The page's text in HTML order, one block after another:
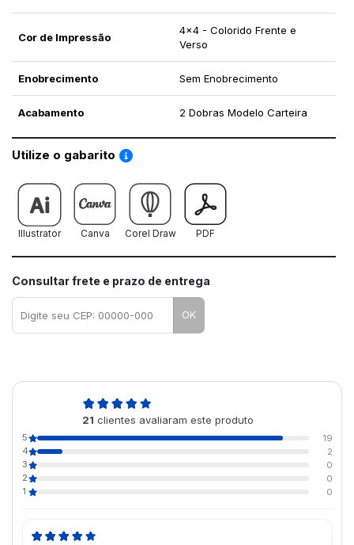
Cor de Impressão
4x4 - Colorido Frente e
Verso
Enobrecimento Sem Enobrecimento
Acabamento 2 Dobras Modelo Carteira
Utilize o gabarito Saiba como utilizar os nossos gabaritos
Illustrator Canva Corel Draw PDF
Consultar frete e prazo de entrega
OK
21 clientes avaliaram este produto
5
19
4
2
3
0
2
0
1
0